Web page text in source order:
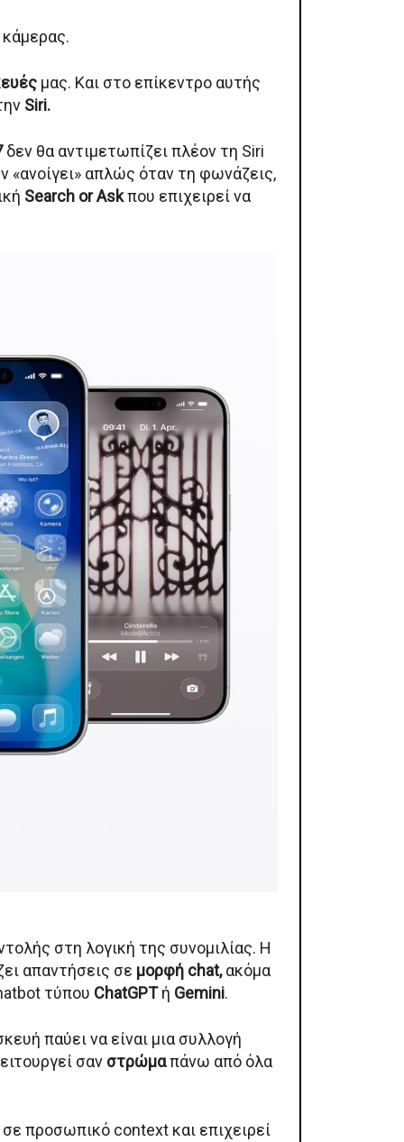
μας. Και στο επίκεντρο αυτής
Siri.
δεν θα αντιμετωπίζει πλέον τη Siri
απλώς όταν τη φωνάζεις,
Search or Askπου επιχειρεί να
στη λογική της συνομιλίας. Η
απαντήσεις σε μορφή chat,ακόμα
τύπου ChatGPTή Gemini.
παύει να είναι μια συλλογή
σαν στρώμαπάνω από όλα
προσωπικό context και επιχειρεί